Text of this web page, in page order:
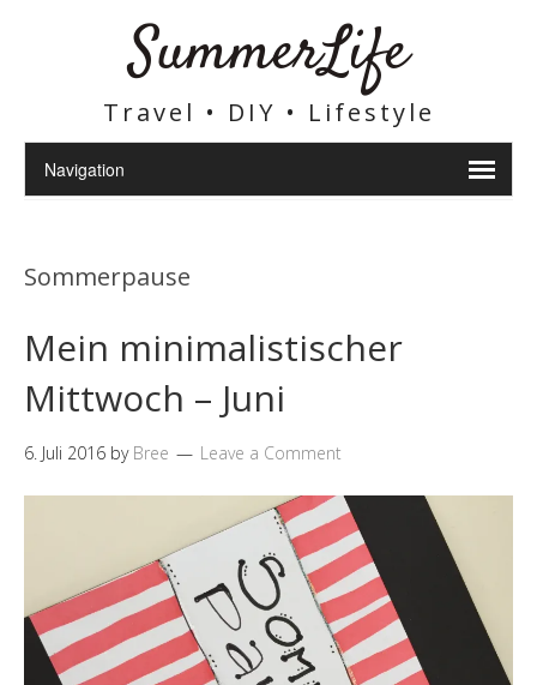
SummerLife
Travel • DIY • Lifestyle
Sommerpause
Mein minimalistischer
Mittwoch – Juni
6. Juli 2016 by Bree Leave a Comment